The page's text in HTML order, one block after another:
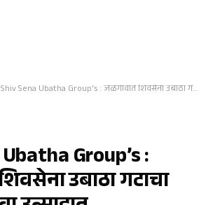
Shiv Sena Ubatha Group’s : जळगावात शिवसेना उबाठा गटाचा निर्धार मेळावा उत्साहात
Group’s :
उबाठा गटाचा